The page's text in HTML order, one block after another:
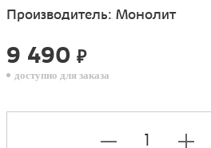
Производитель: Монолит
9 490 ₽
доступно для заказа